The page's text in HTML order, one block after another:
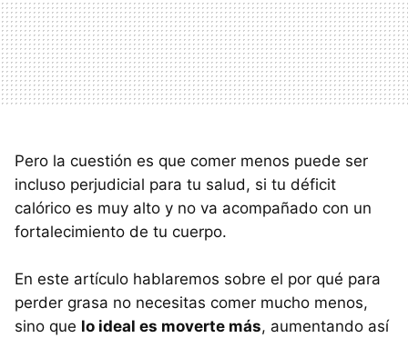
Pero la cuestión es que comer menos puede ser
incluso perjudicial para tu salud, si tu déficit
calórico es muy alto y no va acompañado con un
fortalecimiento de tu cuerpo.
En este artículo hablaremos sobre el por qué para
perder grasa no necesitas comer mucho menos,
sino que lo ideal es moverte más, aumentando así